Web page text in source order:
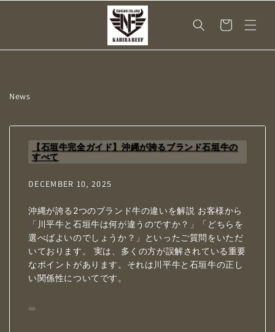
Cart
News
【石垣牛完全ガイド】沖縄が誇るブランド石垣牛の
すべて
DECEMBER 10, 2025
沖縄が誇る2つのブランド牛の違いを解説 お客様から
「川平牛と石垣牛は何が違うのですか？」「どちらを
選べばよいのでしょうか？」といったご質問をいただ
いております。 実は、多くの方が誤解されている重要
なポイントがあります。それは川平牛と石垣牛の正し
い関係性についてです。